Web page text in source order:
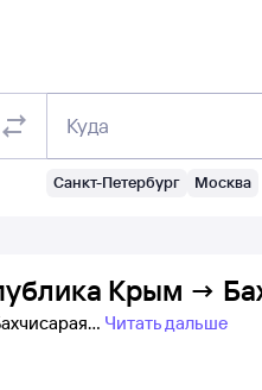
Куда
Санкт-Петербург Москва
Крым →
Читать дальше